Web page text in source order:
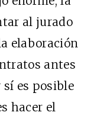
al jurado
elaboración
antes
sí es posible
hacer el